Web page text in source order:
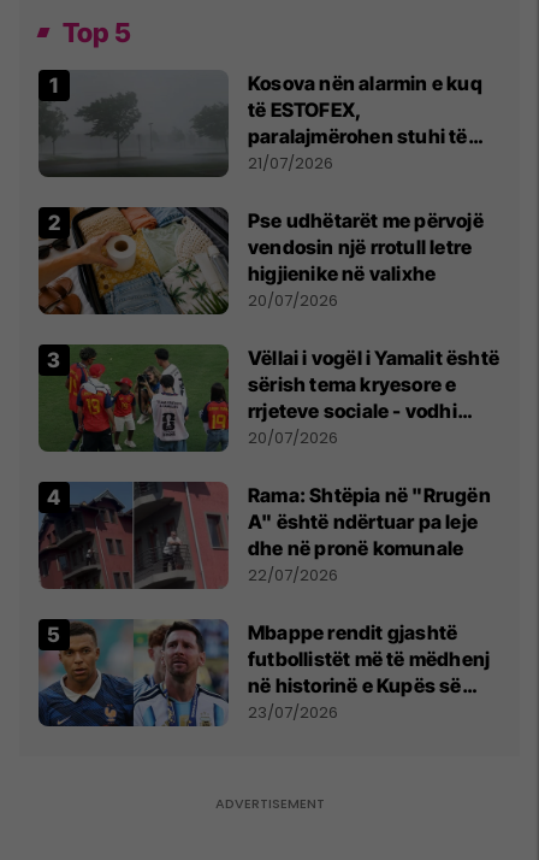
Top 5
Kosova nën alarmin e kuq
të ESTOFEX,
paralajmërohen stuhi të
fuqishme me breshër dhe
21/07/2026
Pse udhëtarët me përvojë
vendosin një rrotull letre
higjienike në valixhe
20/07/2026
Vëllai i vogël i Yamalit është
sërish tema kryesore e
rrjeteve sociale - vodhi
vëmendjen pas finales së
20/07/2026
Rama: Shtëpia në "Rrugën
A" është ndërtuar pa leje
dhe në pronë komunale
22/07/2026
Mbappe rendit gjashtë
futbollistët më të mëdhenj
në historinë e Kupës së
Botës, Messi mbetet i dyti
23/07/2026